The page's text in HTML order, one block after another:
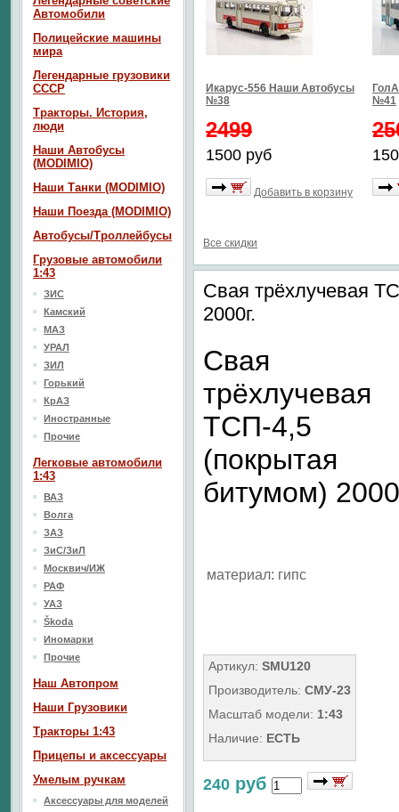
Икарус-556 Наши Автобусы
№38
2499
1500 руб
Добавить в корзину
№41
Все скидки
Свая трёхлучевая
2000г.
Свая
трёхлучевая
ТСП-4,5
(покрытая
битумом)
материал: гипс
Артикул: SMU120
Производитель: СМУ-23
Масштаб модели: 1:43
Наличие: ЕСТЬ
240 руб
Автомобили
Полицейские машины
мира
Легендарные грузовики
СССР
Тракторы. История,
люди
Наши Автобусы
(MODIMIO)
Наши Танки (MODIMIO)
Наши Поезда (MODIMIO)
Автобусы/Троллейбусы
Грузовые автомобили
1:43
ЗИС
Камский
МАЗ
УРАЛ
ЗИЛ
Горький
КрАЗ
Иностранные
Прочие
Легковые автомобили
1:43
ВАЗ
Волга
ЗАЗ
ЗиС/ЗиЛ
Москвич/ИЖ
РАФ
УАЗ
Škoda
Иномарки
Прочие
Наш Aвтопром
Наши Грузовики
Тракторы 1:43
Прицепы и аксессуары
Умелым ручкам
Аксессуары для моделей